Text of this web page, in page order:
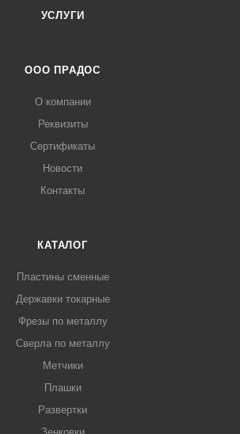
УСЛУГИ
ООО ПРАДОС
О компании
Реквизиты
Сертификаты
Новости
Контакты
КАТАЛОГ
Пластины сменные
Державки токарные
Фрезы по металлу
Сверла по металлу
Метчики
Плашки
Развертки